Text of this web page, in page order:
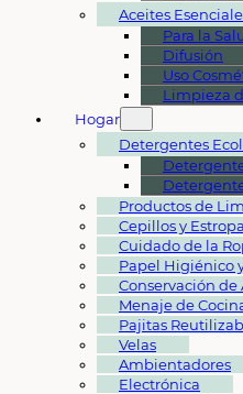
Aceites
Para la
Difusión
Uso
Limpieza
Hogar
Detergentes
Productos de
Cepillos y
Cuidado de la
Papel Higiénico
Conservación
Menaje de
Pajitas
Velas
Ambientadores
Electrónica